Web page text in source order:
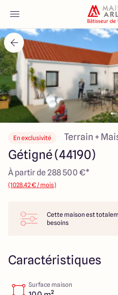
Accueil
Nos maisons
Nos annonces
Votre projet
Qui sommes-nous
Maisons ARLOGIS Nantes
4.7
En exclusivité Terrain +
Gétigné (44190)
À partir de 288 500 €*
(1028.42 € / mois)
Cette maison est
besoins
Caractéristiques
Surface maison